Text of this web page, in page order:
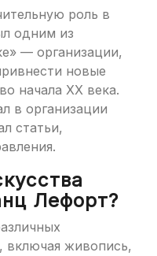
роль в
одним из
— организации,
новые
начала XX века.
в организации
статьи,
Лефорт?
включая живопись,